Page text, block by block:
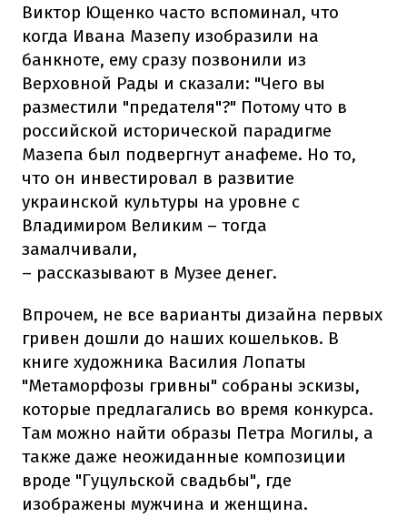
Виктор Ющенко часто вспоминал, что
когда Ивана Мазепу изобразили на
банкноте, ему сразу позвонили из
Верховной Рады и сказали: "Чего вы
разместили "предателя"?" Потому что в
российской исторической парадигме
Мазепа был подвергнут анафеме. Но то,
что он инвестировал в развитие
украинской культуры на уровне с
Владимиром Великим – тогда
замалчивали,
– рассказывают в Музее денег.
Впрочем, не все варианты дизайна первых
гривен дошли до наших кошельков. В
книге художника Василия Лопаты
"Метаморфозы гривны" собраны эскизы,
которые предлагались во время конкурса.
Там можно найти образы Петра Могилы, а
также даже неожиданные композиции
вроде "Гуцульской свадьбы", где
изображены мужчина и женщина.